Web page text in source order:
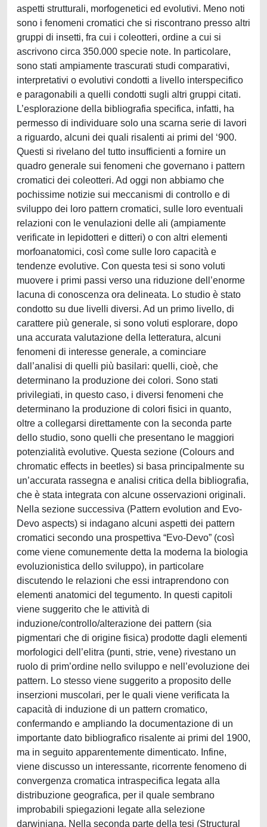
aspetti strutturali, morfogenetici ed evolutivi. Meno noti
sono i fenomeni cromatici che si riscontrano presso altri
gruppi di insetti, fra cui i coleotteri, ordine a cui si
ascrivono circa 350.000 specie note. In particolare,
sono stati ampiamente trascurati studi comparativi,
interpretativi o evolutivi condotti a livello interspecifico
e paragonabili a quelli condotti sugli altri gruppi citati.
L’esplorazione della bibliografia specifica, infatti, ha
permesso di individuare solo una scarna serie di lavori
a riguardo, alcuni dei quali risalenti ai primi del ‘900.
Questi si rivelano del tutto insufficienti a fornire un
quadro generale sui fenomeni che governano i pattern
cromatici dei coleotteri. Ad oggi non abbiamo che
pochissime notizie sui meccanismi di controllo e di
sviluppo dei loro pattern cromatici, sulle loro eventuali
relazioni con le venulazioni delle ali (ampiamente
verificate in lepidotteri e ditteri) o con altri elementi
morfoanatomici, così come sulle loro capacità e
tendenze evolutive. Con questa tesi si sono voluti
muovere i primi passi verso una riduzione dell’enorme
lacuna di conoscenza ora delineata. Lo studio è stato
condotto su due livelli diversi. Ad un primo livello, di
carattere più generale, si sono voluti esplorare, dopo
una accurata valutazione della letteratura, alcuni
fenomeni di interesse generale, a cominciare
dall’analisi di quelli più basilari: quelli, cioè, che
determinano la produzione dei colori. Sono stati
privilegiati, in questo caso, i diversi fenomeni che
determinano la produzione di colori fisici in quanto,
oltre a collegarsi direttamente con la seconda parte
dello studio, sono quelli che presentano le maggiori
potenzialità evolutive. Questa sezione (Colours and
chromatic effects in beetles) si basa principalmente su
un’accurata rassegna e analisi critica della bibliografia,
che è stata integrata con alcune osservazioni originali.
Nella sezione successiva (Pattern evolution and Evo-
Devo aspects) si indagano alcuni aspetti dei pattern
cromatici secondo una prospettiva “Evo-Devo” (così
come viene comunemente detta la moderna la biologia
evoluzionistica dello sviluppo), in particolare
discutendo le relazioni che essi intraprendono con
elementi anatomici del tegumento. In questi capitoli
viene suggerito che le attività di
induzione/controllo/alterazione dei pattern (sia
pigmentari che di origine fisica) prodotte dagli elementi
morfologici dell’elitra (punti, strie, vene) rivestano un
ruolo di prim’ordine nello sviluppo e nell’evoluzione dei
pattern. Lo stesso viene suggerito a proposito delle
inserzioni muscolari, per le quali viene verificata la
capacità di induzione di un pattern cromatico,
confermando e ampliando la documentazione di un
importante dato bibliografico risalente ai primi del 1900,
ma in seguito apparentemente dimenticato. Infine,
viene discusso un interessante, ricorrente fenomeno di
convergenza cromatica intraspecifica legata alla
distribuzione geografica, per il quale sembrano
improbabili spiegazioni legate alla selezione
darwiniana. Nella seconda parte della tesi (Structural